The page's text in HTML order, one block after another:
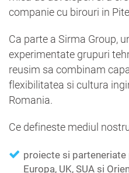
companie cu birouri in
Ca parte a Sirma Group,
experimentate grupuri
reusim sa combinam
flexibilitatea si cultura
Romania.
Ce defineste mediul
proiecte si
Europa, UK, SUA si